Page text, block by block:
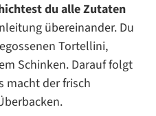
du alle Zutaten
übereinander. Du
Tortellini,
Schinken. Darauf folgt
macht der frisch